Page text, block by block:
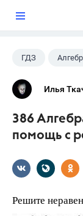
ГДЗ
Илья
386
помощь с
Решите